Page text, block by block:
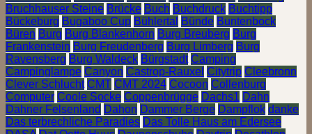
Bruchhauser Steine Brücke Buch Buchdruck Buchtipp
Bückeburg Bugaboo Cup Bühlertal Bünde Buntenbock
Büren Burg Burg Blankenhorn Burg Breuberg Burg
Frankenstein Burg Freudenberg Burg Limberg Burg
Ravensberg Burg Waldeck Bürgstadt Camping
Campinglampe Canyon Castrop-Rauxel Citytrip Cleebronn
Clever Schlucht CMT CMT 2024 Cocoon Collenburg
Computer Coole Socke Coppenbrügge Dachs1 Dahn
Dahner Felsenland Dahon Dammer Berge Dampflok danke
Das terbrechliche Paradies Das Tolle Haus am Edersee